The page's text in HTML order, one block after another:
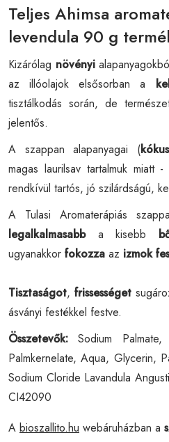
Teljes Ahimsa
levendula 90 g
Kizárólag növényi
az illóolajok elsősorban a
tisztálkodás során, de
jelentős.
A szappan alapanyagai (
magas laurilsav tartalmuk miatt
rendkívül tartós, jó szilárdságú,
A Tulasi Aromaterápiás
legalkalmasabb a kisebb
ugyanakkor fokozza az izmok
Tisztaságot,frissességet
ásványi festékkel festve.
Összetevők:Sodium
Palmkernelate, Aqua, Glycerin,
Sodium Cloride Lavandula
CI42090
A bioszallito.hu webáruházban a